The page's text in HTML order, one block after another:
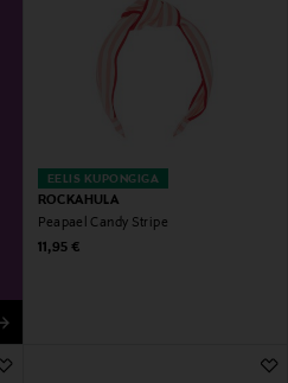
EELIS KUPONGIGA
ROCKAHULA
Peapael Candy Stripe
Original Price
11,95 €